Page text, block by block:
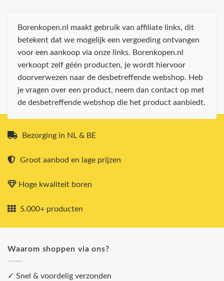
Borenkopen.nl maakt gebruik van affiliate links, dit
betekent dat we mogelijk een vergoeding ontvangen
voor een aankoop via onze links. Borenkopen.nl
verkoopt zelf géén producten, je wordt hiervoor
doorverwezen naar de desbetreffende webshop. Heb
je vragen over een product, neem dan contact op met
de desbetreffende webshop die het product aanbiedt.
Bezorging in NL & BE
Groot aanbod en lage prijzen
Hoge kwaliteit boren
5.000+ producten
Waarom shoppen via ons?
✓ Snel & voordelig verzonden